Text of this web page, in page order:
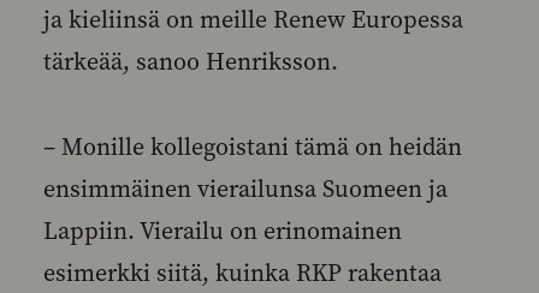
ja kieliinsä on meille Renew Europessa
tärkeää, sanoo Henriksson.
– Monille kollegoistani tämä on heidän
ensimmäinen vierailunsa Suomeen ja
Lappiin. Vierailu on erinomainen
esimerkki siitä, kuinka RKP rakentaa